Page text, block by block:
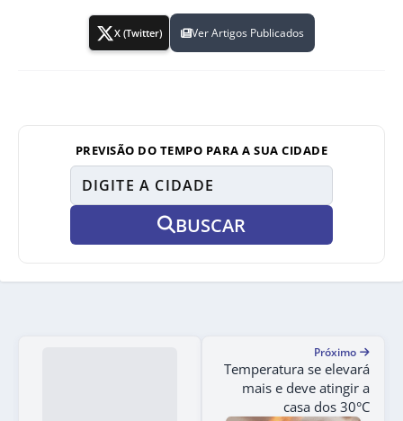
X (Twitter) Ver Artigos Publicados
PREVISÃO DO TEMPO PARA A SUA CIDADE
BUSCAR
Próximo
Temperatura se elevará
mais e deve atingir a
casa dos 30°C